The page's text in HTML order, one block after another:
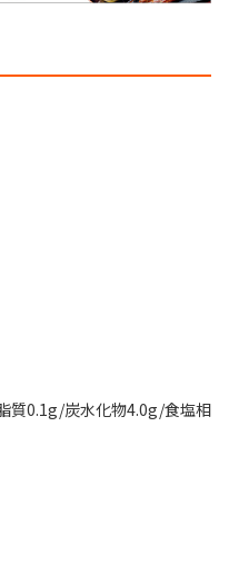
質0.1g/炭水化物4.0g/食塩相